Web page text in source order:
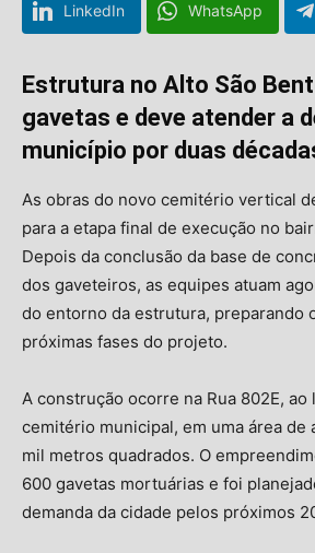
LinkedIn WhatsApp
Estrutura no Alto São
gavetas e deve atender a
município por duas
As obras do novo cemitério vertical
para a etapa final de execução no
Depois da conclusão da base de
dos gaveteiros, as equipes atuam
do entorno da estrutura, preparando
próximas fases do projeto.
A construção ocorre na Rua 802E, ao
cemitério municipal, em uma área de
mil metros quadrados. O
600 gavetas mortuárias e foi
demanda da cidade pelos próximos